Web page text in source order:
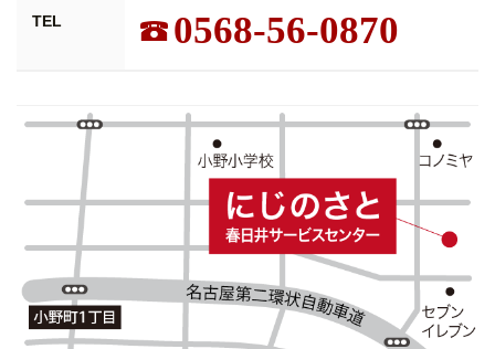
TEL 0568-56-0870